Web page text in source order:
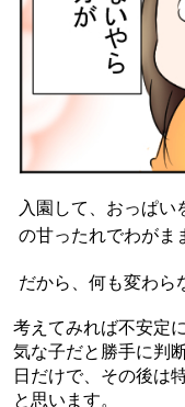
入園して、おっぱい
の甘ったれでわがま
だから、何も変わら
考えてみれば不安定
気な子だと勝手に判
日だけで、その後は
と思います。